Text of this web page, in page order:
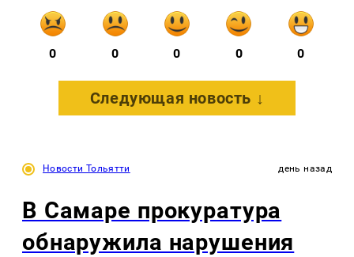
0 0 0 0 0
Следующая новость ↓
Новости Тольятти день назад
В Самаре прокуратура
обнаружила нарушения